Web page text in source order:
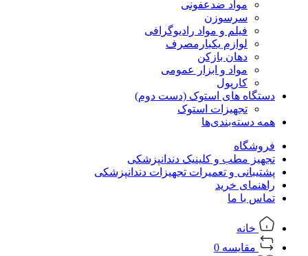
مواد ضدعفونی
سرسوزن
فیلم و مواد رادیوگرافی
لوازم یکبارمصرف
دهان بازکن
مواد و ابزار عمومی
کارپول
دستگاه های استوک (دست دوم)
تجهیزات استوک
همه دسته‌بندی‌ها
فروشگاه
تجهیز مطب و کلینیک دندانپزشکی
پشتیبانی و تعمیرات تجهیزات دندانپزشکی
راهنمای خرید
تماس با ما
خانه
مقایسه 0